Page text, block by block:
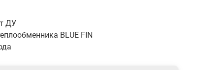
ДУ
BLUE FIN